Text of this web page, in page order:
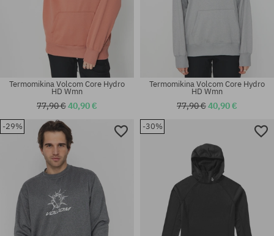
Dostupné veľkosti:
Dostupné veľkosti:
Termomikina Volcom Core Hydro
HD Wmn
77,90 €40,90 €
Termomikina Volcom Core Hydro
HD Wmn
77,90 €40,90 €
-29% -30%